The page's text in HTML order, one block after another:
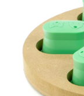
hvězdiček.